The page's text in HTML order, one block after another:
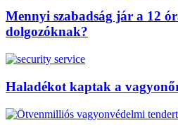
Mennyi szabadság jár a 12
dolgozóknak?
Haladékot kaptak a